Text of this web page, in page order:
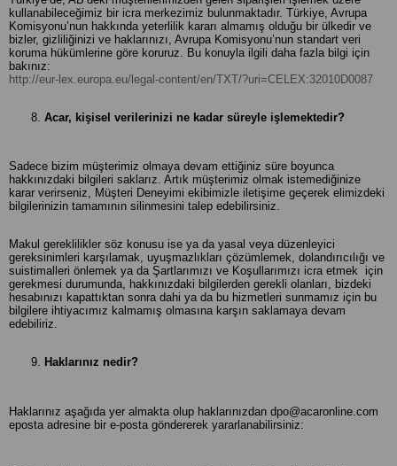
kullanabileceğimiz bir icra merkezimiz bulunmaktadır. Türkiye, Avrupa
Komisyonu’nun hakkında yeterlilik kararı almamış olduğu bir ülkedir ve
bizler, gizliliğinizi ve haklarınızı, Avrupa Komisyonu’nun standart veri
koruma hükümlerine göre koruruz. Bu konuyla ilgili daha fazla bilgi için
bakınız:
http://eur-lex.europa.eu/legal-content/en/TXT/?uri=CELEX:32010D0087
Acar, kişisel verilerinizi ne kadar süreyle işlemektedir?
Sadece bizim müşterimiz olmaya devam ettiğiniz süre boyunca
hakkınızdaki bilgileri saklarız. Artık müşterimiz olmak istemediğinize
karar verirseniz, Müşteri Deneyimi ekibimizle iletişime geçerek elimizdeki
bilgilerinizin tamamının silinmesini talep edebilirsiniz.
Makul gereklilikler söz konusu ise ya da yasal veya düzenleyici
gereksinimleri karşılamak, uyuşmazlıkları çözümlemek, dolandırıcılığı ve
suistimalleri önlemek ya da Şartlarımızı ve Koşullarımızı icra etmek için
gerekmesi durumunda, hakkınızdaki bilgilerden gerekli olanları, bizdeki
hesabınızı kapattıktan sonra dahi ya da bu hizmetleri sunmamız için bu
bilgilere ihtiyacımız kalmamış olmasına karşın saklamaya devam
edebiliriz.
Haklarınız nedir?
Haklarınız aşağıda yer almakta olup haklarınızdan dpo@acaronline.com
eposta adresine bir e-posta göndererek yararlanabilirsiniz: